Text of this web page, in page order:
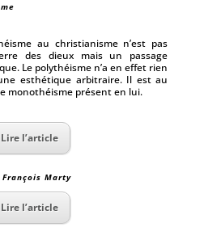
au christianisme n’est pas
des dieux mais un passage
Le polythéisme n’a en effet rien
esthétique arbitraire. Il est au
monothéisme présent en lui.
Lire l’article
François Marty
Lire l’article